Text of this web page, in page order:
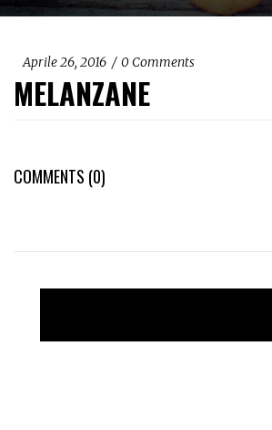
Aprile 26, 2016 0 Comments
MELANZANE
COMMENTS (0)